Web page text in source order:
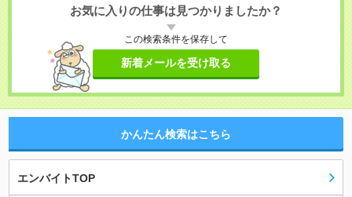
お気に入りの仕事は見つかりましたか？
この検索条件を保存して
新着メールを受け取る
かんたん検索はこちら
エンバイトTOP